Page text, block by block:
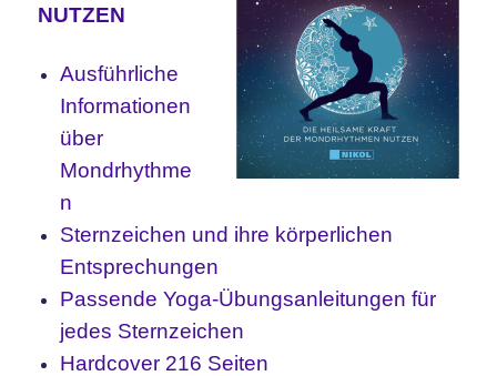
NUTZEN
Ausführliche
Informationen
über
Mondrhythme
n
Sternzeichen und ihre körperlichen
Entsprechungen
Passende Yoga-Übungsanleitungen für
jedes Sternzeichen
Hardcover 216 Seiten